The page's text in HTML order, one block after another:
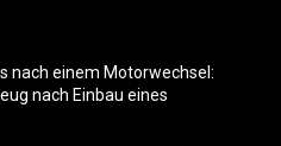
nach einem Motorwechsel:
nach Einbau eines